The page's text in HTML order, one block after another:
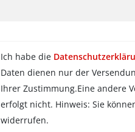
Ich habe die
Daten dienen nur der
Ihrer Zustimmung.Eine andere
erfolgt nicht. Hinweis: Sie
widerrufen.